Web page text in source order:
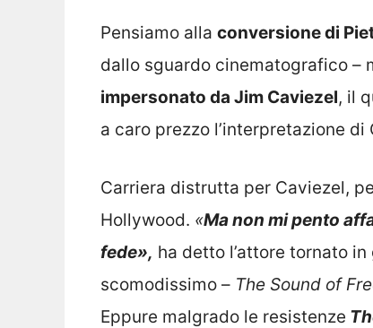
Pensiamo alla conversione di
dallo sguardo cinematografico –
impersonato da Jim Caviezel, il
a caro prezzo l’interpretazione
Carriera distrutta per Caviezel,
Hollywood. «Ma non mi pento
fede», ha detto l’attore tornato
scomodissimo – The Sound of
Eppure malgrado le resistenze